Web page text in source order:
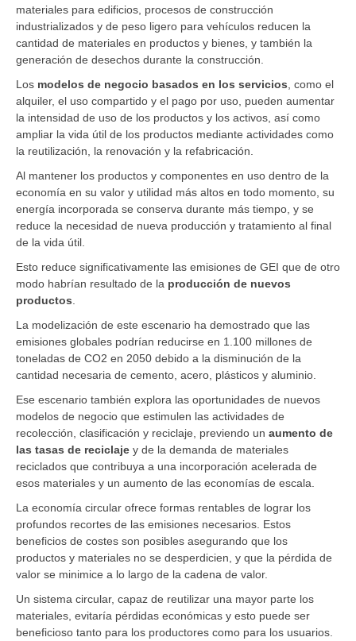
materiales para edificios, procesos de construcción
industrializados y de peso ligero para vehículos reducen la
cantidad de materiales en productos y bienes, y también la
generación de desechos durante la construcción.
Los modelos de negocio basados en los servicios , como el
alquiler, el uso compartido y el pago por uso, pueden aumentar
la intensidad de uso de los productos y los activos, así como
ampliar la vida útil de los productos mediante actividades como
la reutilización, la renovación y la refabricación.
Al mantener los productos y componentes en uso dentro de la
economía en su valor y utilidad más altos en todo momento, su
energía incorporada se conserva durante más tiempo, y se
reduce la necesidad de nueva producción y tratamiento al final
de la vida útil.
Esto reduce significativamente las emisiones de GEI que de otro
modo habrían resultado de la producción de nuevos
productos
La modelización de este escenario ha demostrado que las
emisiones globales podrían reducirse en 1.100 millones de
toneladas de CO2 en 2050 debido a la disminución de la
cantidad necesaria de cemento, acero, plásticos y aluminio.
Ese escenario también explora las oportunidades de nuevos
modelos de negocio que estimulen las actividades de
recolección, clasificación y reciclaje, previendo un aumento de
las tasas de reciclaje y de la demanda de materiales
reciclados que contribuya a una incorporación acelerada de
esos materiales y un aumento de las economías de escala.
La economía circular ofrece formas rentables de lograr los
profundos recortes de las emisiones necesarios. Estos
beneficios de costes son posibles asegurando que los
productos y materiales no se desperdicien, y que la pérdida de
valor se minimice a lo largo de la cadena de valor.
Un sistema circular, capaz de reutilizar una mayor parte los
materiales, evitaría pérdidas económicas y esto puede ser
beneficioso tanto para los productores como para los usuarios.